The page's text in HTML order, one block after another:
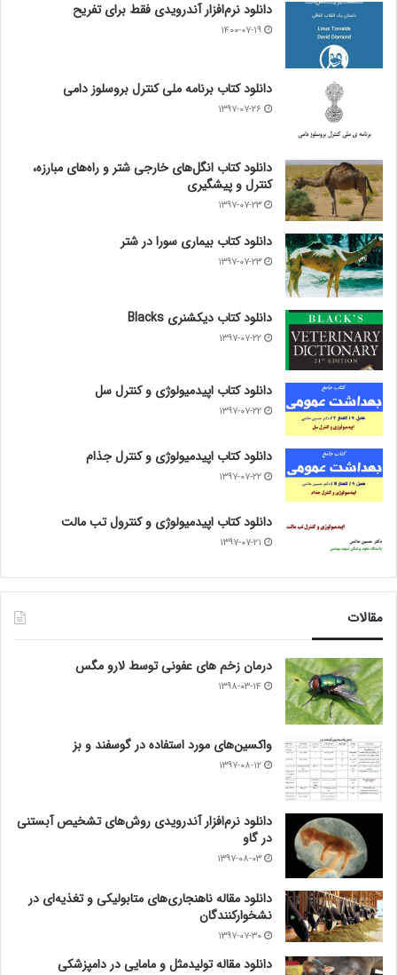
دانلود نرم‌افزار آندرویدی فقط برای تفریح
۱۴۰۰-۰۷-۱۹
دانلود کتاب برنامه ملی کنترل بروسلوز دامی
۱۳۹۷-۰۷-۲۶
دانلود کتاب انگل‌های خارجی شتر و راه‌های مبارزه،
کنترل و پیشگیری
۱۳۹۷-۰۷-۲۳
دانلود کتاب بیماری سورا در شتر
۱۳۹۷-۰۷-۲۳
دانلود کتاب دیکشنری Blacks
۱۳۹۷-۰۷-۲۲
دانلود کتاب اپیدمیولوژی و کنترل سل
۱۳۹۷-۰۷-۲۲
دانلود کتاب اپیدمیولوژی و کنترل جذام
۱۳۹۷-۰۷-۲۲
دانلود کتاب اپیدمیولوژی و کنترول تب مالت
۱۳۹۷-۰۷-۲۱
مقالات
درمان زخم های عفونی توسط لارو مگس
۱۳۹۸-۰۳-۱۴
واکسین‌های مورد استفاده در گوسفند و بز
۱۳۹۷-۰۸-۱۲
دانلود نرم‌افزار آندرویدی روش‌های تشخیص آبستنی
در گاو
۱۳۹۷-۰۸-۰۳
دانلود مقاله ناهنجاری‌های متابولیکی و تغذیه‌ای در
نشخوارکنندگان
۱۳۹۷-۰۷-۳۰
دانلود مقاله تولیدمثل و مامایی در دامپزشکی